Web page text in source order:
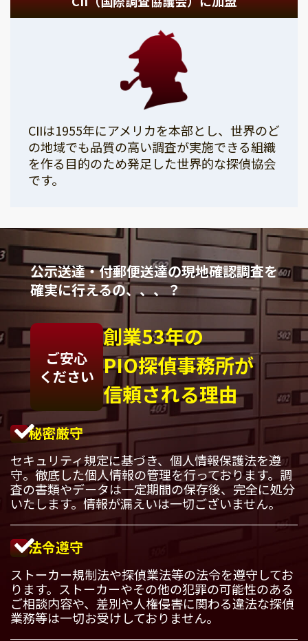
CIIは1955年にアメリカを本部とし、世界のど
の地域でも品質の高い調査が実施できる組織
を作る目的のため発足した世界的な探偵協会
です。
公示送達・付郵便送達の現地確認調査を
確実に行えるの、、、？
ご安心
ください
創業53年の
PIO探偵事務所が
信頼される理由
秘密厳守
セキュリティ規定に基づき、個人情報保護法を遵
守。徹底した個人情報の管理を行っております。調
査の書類やデータは一定期間の保存後、完全に処分
いたします。情報が漏えいは一切ございません。
法令遵守
ストーカー規制法や探偵業法等の法令を遵守してお
ります。ストーカーやその他の犯罪の可能性のある
ご相談内容や、差別や人権侵害に関わる違法な探偵
業務等は一切お受けしておりません。